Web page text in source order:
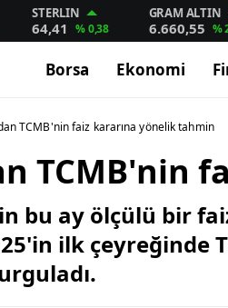
STERLIN
64,41 % 0,38
GRAM ALTIN
6.660,55 %
Borsa Ekonomi
TCMB'nin faiz kararına yönelik tahmin
TCMB'nin
bu ay ölçülü bir
ilk